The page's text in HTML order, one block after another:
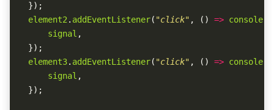
});
element2 . addEventListener( "click" , () => console
signal ,
});
element3. addEventListener( "click" , () => console
signal ,
});